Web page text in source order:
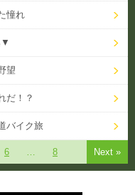
憧れ
▼
望
だ！？
バイク旅
6 8 Next »